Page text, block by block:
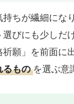
ちが繊細にな
びにも少しだ
願」を前面に
るもの を選ぶ意